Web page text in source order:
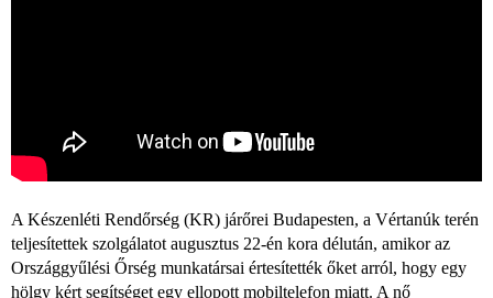
A Készenléti Rendőrség (KR) járőrei Budapesten, a Vértanúk terén
teljesítettek szolgálatot augusztus 22-én kora délután, amikor az
Országgyűlési Őrség munkatársai értesítették őket arról, hogy egy
hölgy kért segítséget egy ellopott mobiltelefon miatt. A nő